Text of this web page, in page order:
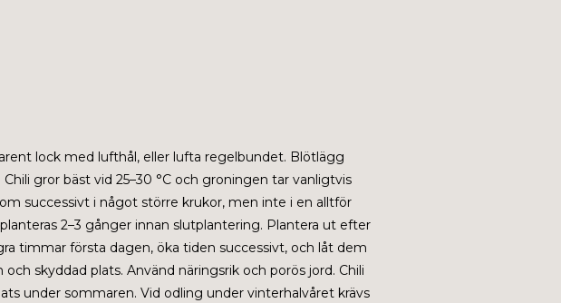
lock med lufthål, eller lufta regelbundet. Blötlägg
gror bäst vid 25–30 °C och groningen tar vanligtvis
successivt i något större krukor, men inte i en alltför
2–3 gånger innan slutplantering. Plantera ut efter
timmar första dagen, öka tiden successivt, och låt dem
skyddad plats. Använd näringsrik och porös jord. Chili
under sommaren. Vid odling under vinterhalvåret krävs